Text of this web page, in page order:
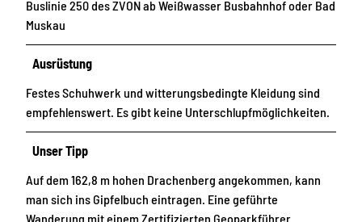
Buslinie 250 des ZVON ab Weißwasser Busbahnhof oder Bad
Muskau
Ausrüstung
Festes Schuhwerk und witterungsbedingte Kleidung sind
empfehlenswert. Es gibt keine Unterschlupfmöglichkeiten.
Unser Tipp
Auf dem 162,8 m hohen Drachenberg angekommen, kann
man sich ins Gipfelbuch eintragen. Eine geführte
Wanderung mit einem Zertifizierten Geoparkführer